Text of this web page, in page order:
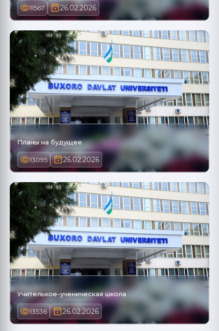
11567 26.02.2026
Планы на будущее
13095 26.02.2026
Учителькое-ученическая школа
13536 26.02.2026